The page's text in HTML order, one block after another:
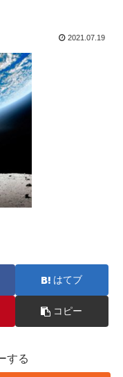
2021.07.19
はてブ
コピー
する